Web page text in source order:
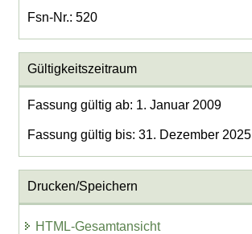
Fsn-Nr.: 520
Gültigkeitszeitraum
Fassung gültig ab: 1. Januar 2009
Fassung gültig bis: 31. Dezember 2025
Drucken/Speichern
HTML-Gesamtansicht